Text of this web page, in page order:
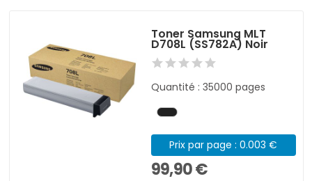
Toner Samsung MLT
D708L (SS782A) Noir
Quantité : 35000 pages
Prix par page : 0.003 €
99,90 €